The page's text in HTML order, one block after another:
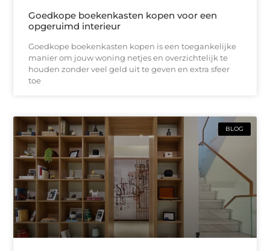
Goedkope boekenkasten kopen voor een
opgeruimd interieur
Goedkope boekenkasten kopen is een toegankelijke
manier om jouw woning netjes en overzichtelijk te
houden zonder veel geld uit te geven en extra sfeer
toe
BLOG